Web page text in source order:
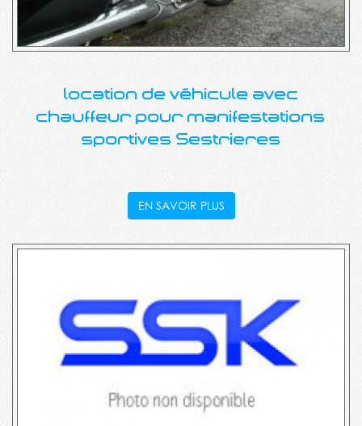
location de véhicule avec
chauffeur pour manifestations
sportives Sestrieres
EN SAVOIR PLUS